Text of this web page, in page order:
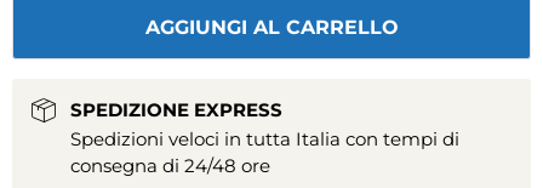
AGGIUNGI AL CARRELLO
SPEDIZIONE EXPRESS
Spedizioni veloci in tutta Italia con tempi di
consegna di 24/48 ore